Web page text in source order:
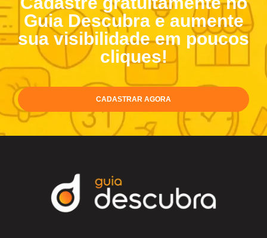
Guia Descubra e aumente
sua visibilidade em poucos
cliques!
CADASTRAR AGORA